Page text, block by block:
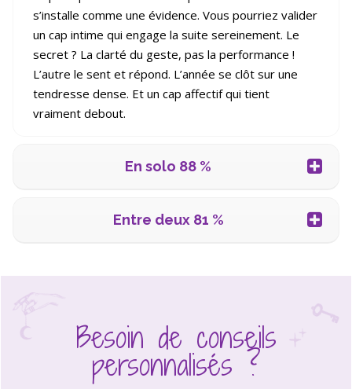
s’installe comme une évidence. Vous pourriez valider
un cap intime qui engage la suite sereinement. Le
secret ? La clarté du geste, pas la performance !
L’autre le sent et répond. L’année se clôt sur une
tendresse dense. Et un cap affectif qui tient
vraiment debout.
En solo 88 %
Entre deux 81 %
Besoin de conseils
personnalisés ?